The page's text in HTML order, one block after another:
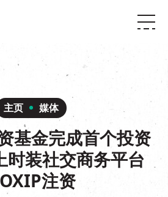
主页 媒体
基金完成首个投资
时装社交商务平台
注资